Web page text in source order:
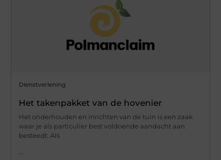
Dienstverlening
Het takenpakket van de hovenier
Het onderhouden en inrichten van de tuin is een zaak
waar je als particulier best voldoende aandacht aan
besteedt. Als